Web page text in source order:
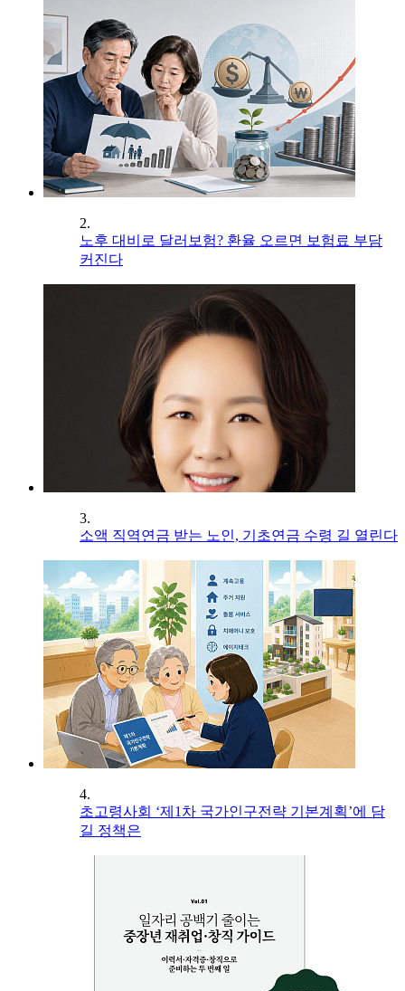
2.
노후 대비로 달러보험? 환율 오르면 보험료 부담
커진다
3.
소액 직역연금 받는 노인, 기초연금 수령 길 열린다
4.
초고령사회 ‘제1차 국가인구전략 기본계획’에 담
길 정책은